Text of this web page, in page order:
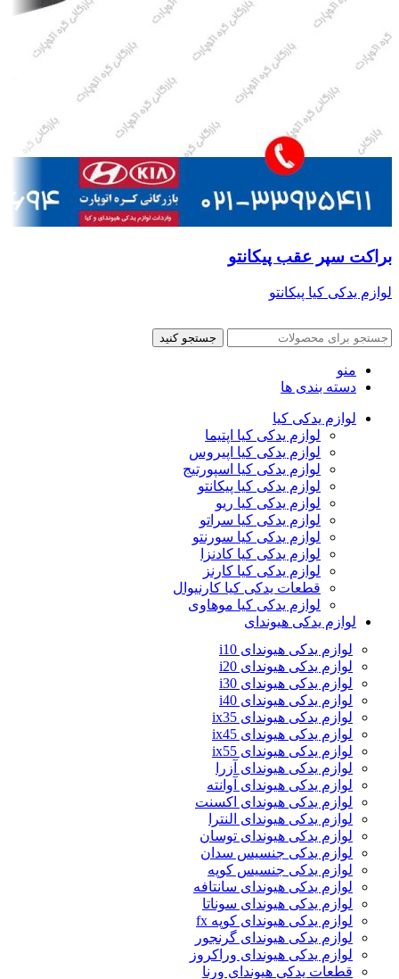
براکت سپر عقب پیکانتو
لوازم یدکی کیا پیکانتو
جستجو کنید
منو
دسته بندی ها
لوازم یدکی کیا
لوازم یدکی کیا اپتیما
لوازم یدکی کیا اپیروس
لوازم یدکی کیا اسپورتیج
لوازم یدکی کیا پیکانتو
لوازم یدکی کیا ریو
لوازم یدکی کیا سراتو
لوازم یدکی کیا سورنتو
لوازم یدکی کیا کادنزا
لوازم یدکی کیا کارنز
قطعات یدکی کیا کارنیوال
لوازم یدکی کیا موهاوی
لوازم یدکی هیوندای
لوازم یدکی هیوندای i10
لوازم یدکی هیوندای i20
لوازم یدکی هیوندای i30
لوازم یدکی هیوندای i40
لوازم یدکی هیوندای ix35
لوازم یدکی هیوندای ix45
لوازم یدکی هیوندای ix55
لوازم یدکی هیوندای آزرا
لوازم یدکی هیوندای آوانته
لوازم یدکی هیوندای اکسنت
لوازم یدکی هیوندای النترا
لوازم یدکی هیوندای توسان
لوازم یدکی جنسیس سدان
لوازم یدکی جنسیس کوپه
لوازم یدکی هیوندای سانتافه
لوازم یدکی هیوندای سوناتا
لوازم یدکی هیوندای کوپه fx
لوازم یدکی هیوندای گرنجور
لوازم یدکی هیوندای وراکروز
قطعات یدکی هیوندای ورنا